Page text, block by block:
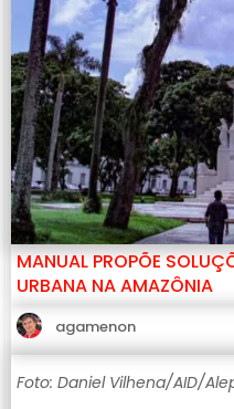
MANUAL PROPÕE
URBANA NA AMAZÔNIA
agamenon
Foto: Daniel Vilhena/AID/